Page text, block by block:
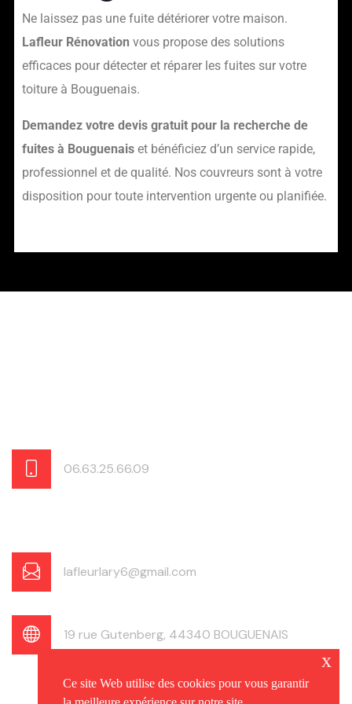
Ne laissez pas une fuite détériorer votre maison.
Lafleur Rénovation vous propose des solutions
efficaces pour détecter et réparer les fuites sur votre
toiture à Bouguenais.
Demandez votre devis gratuit pour la recherche de
fuites à Bouguenais et bénéficiez d’un service rapide,
professionnel et de qualité. Nos couvreurs sont à votre
disposition pour toute intervention urgente ou planifiée.
06.63.25.66.09
lafleurlary6@gmail.com
19 rue Gutenberg, 44340 BOUGUENAIS
Ce site Web utilise des cookies pour vous garantir
x